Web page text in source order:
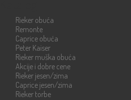
Rieker obuća
Remonte
Caprice obuća
Peter Kaiser
Rieker muška obuća
Akcije i dobre cene
Rieker jesen/zima
Caprice jesen/zima
Rieker torbe